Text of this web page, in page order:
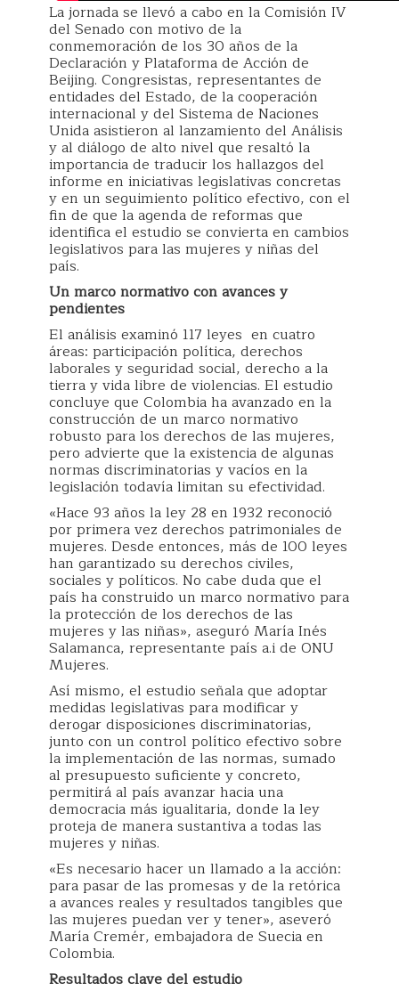
La jornada se llevó a cabo en la Comisión IV
del Senado con motivo de la
conmemoración de los 30 años de la
Declaración y Plataforma de Acción de
Beijing. Congresistas, representantes de
entidades del Estado, de la cooperación
internacional y del Sistema de Naciones
Unida asistieron al lanzamiento del Análisis
y al diálogo de alto nivel que resaltó la
importancia de traducir los hallazgos del
informe en iniciativas legislativas concretas
y en un seguimiento político efectivo, con el
fin de que la agenda de reformas que
identifica el estudio se convierta en cambios
legislativos para las mujeres y niñas del
país.
Un marco normativo con avances y
pendientes
El análisis examinó 117 leyes en cuatro
áreas: participación política, derechos
laborales y seguridad social, derecho a la
tierra y vida libre de violencias. El estudio
concluye que Colombia ha avanzado en la
construcción de un marco normativo
robusto para los derechos de las mujeres,
pero advierte que la existencia de algunas
normas discriminatorias y vacíos en la
legislación todavía limitan su efectividad.
«Hace 93 años la ley 28 en 1932 reconoció
por primera vez derechos patrimoniales de
mujeres. Desde entonces, más de 100 leyes
han garantizado su derechos civiles,
sociales y políticos. No cabe duda que el
país ha construido un marco normativo para
la protección de los derechos de las
mujeres y las niñas», aseguró María Inés
Salamanca, representante país a.i de ONU
Mujeres.
Así mismo, el estudio señala que adoptar
medidas legislativas para modificar y
derogar disposiciones discriminatorias,
junto con un control político efectivo sobre
la implementación de las normas, sumado
al presupuesto suficiente y concreto,
permitirá al país avanzar hacia una
democracia más igualitaria, donde la ley
proteja de manera sustantiva a todas las
mujeres y niñas.
«Es necesario hacer un llamado a la acción:
para pasar de las promesas y de la retórica
a avances reales y resultados tangibles que
las mujeres puedan ver y tener», aseveró
María Cremér, embajadora de Suecia en
Colombia.
Resultados clave del estudio